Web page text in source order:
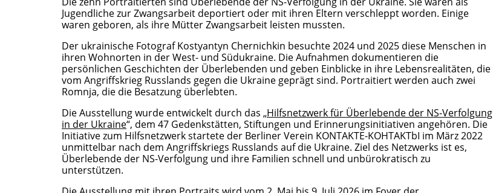
Jugendliche zur Zwangsarbeit deportiert oder mit ihren Eltern verschleppt worden. Einige
waren geboren, als ihre Mütter Zwangsarbeit leisten mussten.
Der ukrainische Fotograf Kostyantyn Chernichkin besuchte 2024 und 2025 diese Menschen in
ihren Wohnorten in der West- und Südukraine. Die Aufnahmen dokumentieren die
persönlichen Geschichten der Überlebenden und geben Einblicke in ihre Lebensrealitäten, die
vom Angriffskrieg Russlands gegen die Ukraine geprägt sind. Portraitiert werden auch zwei
Romnja, die die Besatzung überlebten.
Die Ausstellung wurde entwickelt durch das „Hilfsnetzwerk für Überlebende der NS-Verfolgung
in der Ukraine“, dem 47 Gedenkstätten, Stiftungen und Erinnerungsinitiativen angehören. Die
Initiative zum Hilfsnetzwerk startete der Berliner Verein KONTAKTE-KOHTAKTbI im März 2022
unmittelbar nach dem Angriffskriegs Russlands auf die Ukraine. Ziel des Netzwerks ist es,
Überlebende der NS-Verfolgung und ihre Familien schnell und unbürokratisch zu
unterstützen.